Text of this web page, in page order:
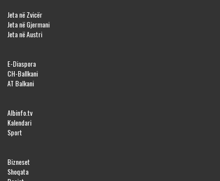
Jeta në Zvicër
Jeta në Gjermani
Jeta në Austri
E-Diaspora
CH-Ballkani
AT Balkani
Albinfo.tv
Kalendari
Sport
Bizneset
Shoqata